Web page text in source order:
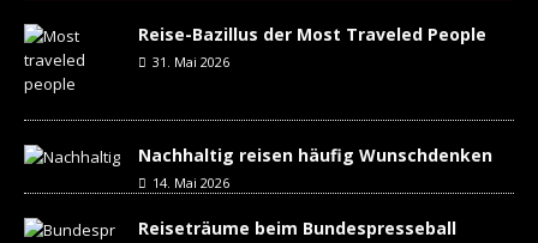
Reise-Bazillus der Most Traveled People
31. Mai 2026
Nachhaltig reisen häufig Wunschdenken
14. Mai 2026
Reiseträume beim Bundespresseball